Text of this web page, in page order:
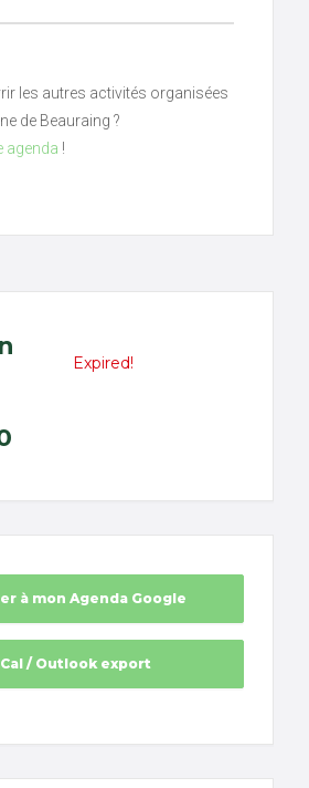
les autres activités organisées
de Beauraing ?
agenda !
Expired!
à mon Agenda Google
/ Outlook export